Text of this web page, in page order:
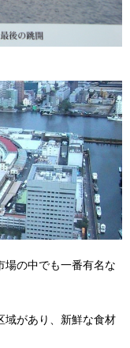
場の中でも一番有名な
域があり、新鮮な食材